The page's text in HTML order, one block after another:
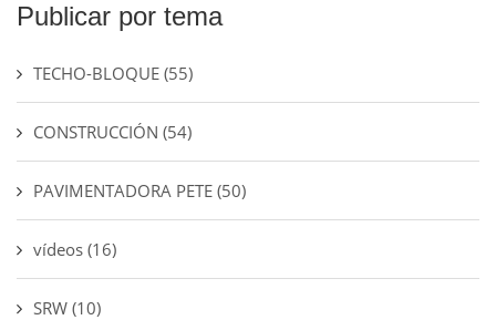
Publicar por tema
TECHO-BLOQUE (55)
CONSTRUCCIÓN (54)
PAVIMENTADORA PETE (50)
vídeos (16)
SRW (10)